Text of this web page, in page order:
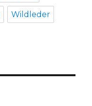
Wildleder